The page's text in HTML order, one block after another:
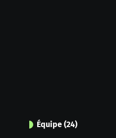
Équipe (24)